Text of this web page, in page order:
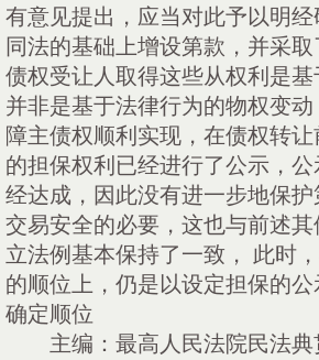
有意见提出，应当对此予以明
同法的基础上增设第款，并采取
债权受让人取得这些从权利是基
并非是基于法律行为的物权变
障主债权顺利实现，在债权转
的担保权利已经进行了公示，
经达成，因此没有进一步地保
交易安全的必要，这也与前述
立法例基本保持了一致，
此时
的顺位上，仍是以设定担保的
确定顺位
主编：最高人民法院民法